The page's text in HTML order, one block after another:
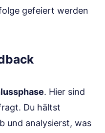
gefeiert werden
. Hier sind
Du hältst
und analysierst, was